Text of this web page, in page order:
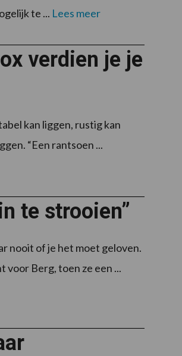
te ... Lees meer
verdien je je
kan liggen, rustig kan
“Een rantsoen ...
te strooien”
nooit of je het moet geloven.
voor Berg, toen ze een ...